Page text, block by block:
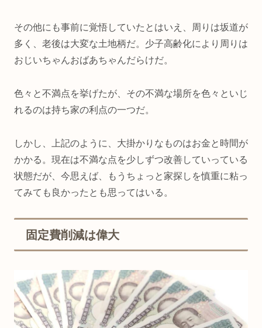
その他にも事前に覚悟していたとはいえ、周りは坂道が
多く、老後は大変な土地柄だ。少子高齢化により周りは
おじいちゃんおばあちゃんだらけだ。
色々と不満点を挙げたが、その不満な場所を色々といじ
れるのは持ち家の利点の一つだ。
しかし、上記のように、大掛かりなものはお金と時間が
かかる。現在は不満な点を少しずつ改善していっている
状態だが、今思えば、もうちょっと家探しを慎重に粘っ
てみても良かったとも思ってはいる。
固定費削減は偉大